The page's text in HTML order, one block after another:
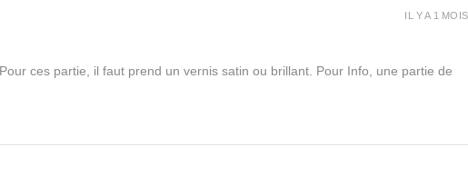
ces partie, il faut prend un vernis satin ou brillant. Pour Info, une partie de
IL Y A 1 MOIS